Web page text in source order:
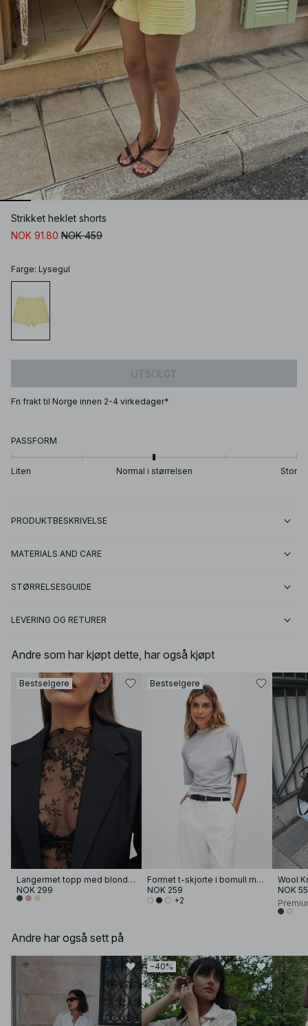
Strikket heklet shorts
NOK 91.80 NOK 459
Farge: Lysegul
UTSOLGT
Fri frakt til Norge innen 2-4 virkedager*
PASSFORM
Liten Normal i størrelsen Stor
PRODUKTBESKRIVELSE
MATERIALS AND CARE
STØRRELSESGUIDE
LEVERING OG RETURER
Andre som har kjøpt dette, har også kjøpt
Bestselgere
Langermet topp med blonder
NOK 299
Bestselgere
Formet t-skjorte i bomull med traktformet hals
NOK 259
+2
Wool
NOK
Andre har også sett på
−40%